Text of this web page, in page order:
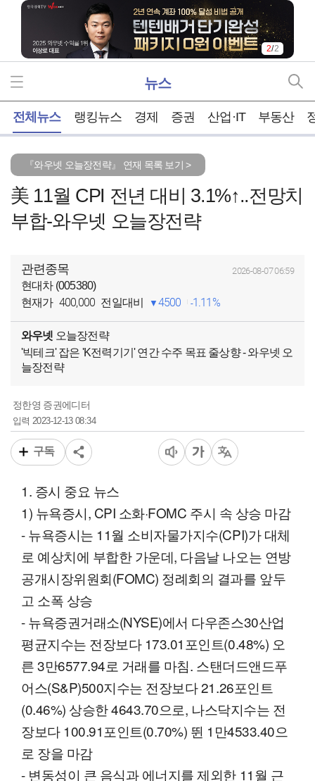
2/2
뉴스
전체뉴스 랭킹뉴스 경제 증권 산업·IT 부동산
『와우넷 오늘장전략』 연재 목록 보기 >
美 11월 CPI 전년 대비 3.1%↑..전망치
부합-와우넷 오늘장전략
관련종목 2026-08-07 06:59
현대차 (005380)
현재가 400,000 전일대비 4500 1.11%
와우넷 오늘장전략
'빅테크' 잡은 'K전력기기' 연간 수주 목표 줄상향 - 와우넷 오
늘장전략
정한영 증권에디터
입력 2023-12-13 08:34
구독
1. 증시 중요 뉴스
1) 뉴욕증시, CPI 소화·FOMC 주시 속 상승 마감
- 뉴욕증시는 11월 소비자물가지수(CPI)가 대체
로 예상치에 부합한 가운데, 다음날 나오는 연방
공개시장위원회(FOMC) 정례회의 결과를 앞두
고 소폭 상승
- 뉴욕증권거래소(NYSE)에서 다우존스30산업
평균지수는 전장보다 173.01포인트(0.48%) 오
른 3만6577.94로 거래를 마침. 스탠더드앤드푸
어스(S&P)500지수는 전장보다 21.26포인트
(0.46%) 상승한 4643.70으로, 나스닥지수는 전
장보다 100.91포인트(0.70%) 뛴 1만4533.40으
로 장을 마감
- 변동성이 큰 음식과 에너지를 제외한 11월 근